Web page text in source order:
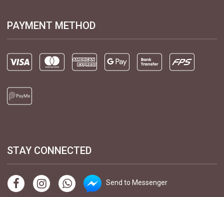
PAYMENT METHOD
STAY CONNECTED
Send to Messenger